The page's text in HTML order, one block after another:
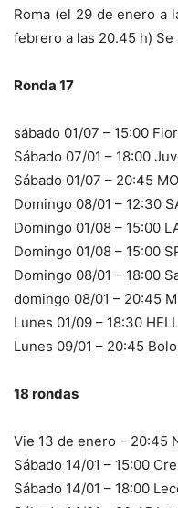
Roma (el 29 de enero a
febrero a las 20.45 h)
Ronda 17
sábado 01/07 – 15:00
Sábado 07/01 – 18:00
Sábado 01/07 – 20:45
Domingo 08/01 – 12:30
Domingo 01/08 – 15:00
Domingo 01/08 – 15:00
Domingo 08/01 – 18:00
domingo 08/01 – 20:45
Lunes 01/09 – 18:30
Lunes 09/01 – 20:45
18 rondas
Vie 13 de enero – 20:45
Sábado 14/01 – 15:00
Sábado 14/01 – 18:00